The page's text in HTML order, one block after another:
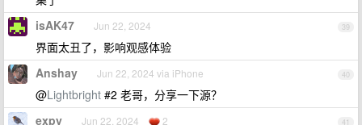
39
isAK47 Jun 22, 2024
界面太丑了，影响观感体验
40
Anshay Jun 22, 2024 via iPhone
@Lightbright #2 老哥，分享一下源？
41
expy Jun 22, 2024 2